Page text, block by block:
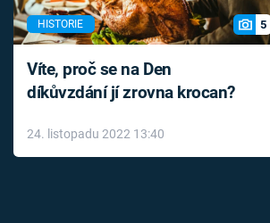
HISTORIE 5
Víte, proč se na Den
díkůvzdání jí zrovna krocan?
24. listopadu 2022 13:40